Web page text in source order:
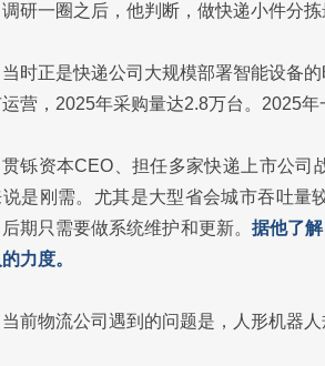
研一圈之后，他判断，做快递小件分
当时正是快递公司大规模部署智能设备
营，2025年采购量达2.8万台。2025
贯铄资本CEO、担任多家快递上市公司
说是刚需。尤其是大型省会城市吞吐量
后期只需要做系统维护和更新。 据他了
力度。
当前物流公司遇到的问题是，人形机器